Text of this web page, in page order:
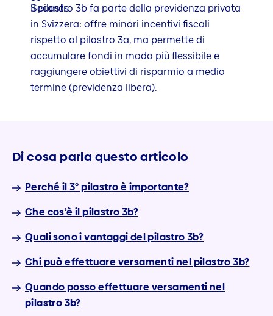
Il pilastro 3b fa parte della previdenza privata
in Svizzera: offre minori incentivi fiscali
rispetto al pilastro 3a, ma permette di
accumulare fondi in modo più flessibile e
raggiungere obiettivi di risparmio a medio
termine (previdenza libera).
Di cosa parla questo articolo
Perché il 3° pilastro è importante?
Che cos’è il pilastro 3b?
Quali sono i vantaggi del pilastro 3b?
Chi può effettuare versamenti nel pilastro 3b?
Quando posso effettuare versamenti nel
pilastro 3b?